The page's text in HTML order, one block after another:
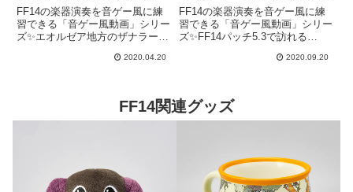
【楽器演奏】
FF14の楽器演奏を音ゲー風に練
習できる「音ゲー風動画」シリー
ズ✨エオルゼア地方のザナラーン
BGM「灼熱の地へ」の楽器演奏
画▼FFXIV 灼熱の地へ "To...
2020.04.20
画【楽器演奏】
FF14の楽器演奏を音ゲー風に練
習できる「音ゲー風動画」シリー
ズ✨FF14パッチ5.3で訪れる
流れるBGM「すべての道が至る
▼FF14 すべての道が至...
2020.09.20
FF14関連グッズ